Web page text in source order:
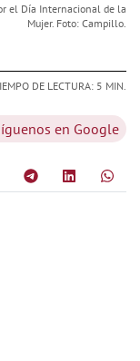
el Día Internacional de la
Mujer. Foto: Campillo.
DE LECTURA: 5 MIN.
en Google